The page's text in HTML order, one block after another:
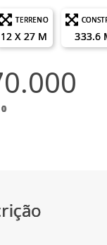
TERRENO
12 X 27 M 333.6